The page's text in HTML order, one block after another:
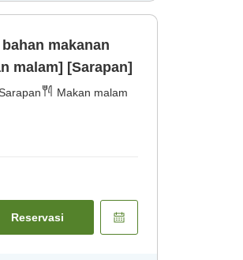
makanan
malam] [Sarapan]
Makan malam
Reservasi